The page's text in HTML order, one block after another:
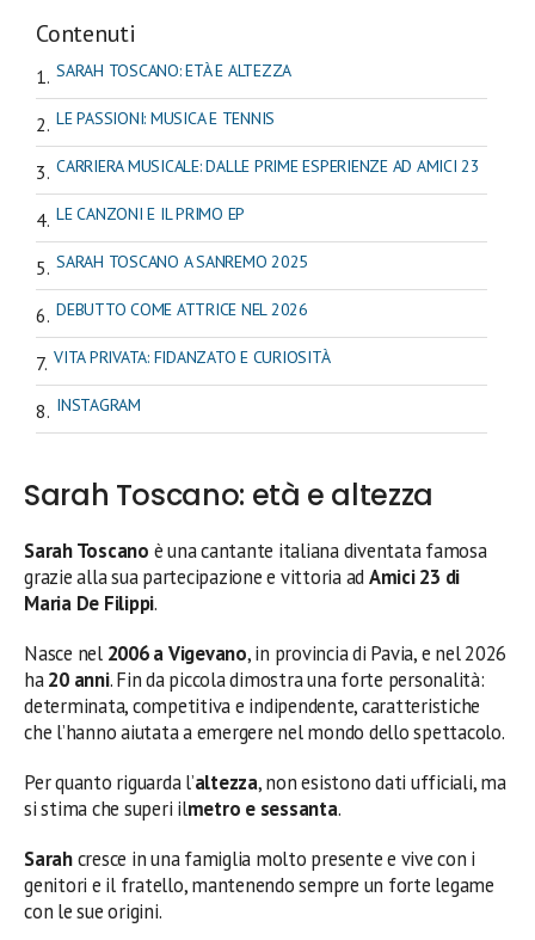
Contenuti
SARAH TOSCANO: ETÀ E ALTEZZA
LE PASSIONI: MUSICA E TENNIS
CARRIERA MUSICALE: DALLE PRIME ESPERIENZE AD AMICI 23
LE CANZONI E IL PRIMO EP
SARAH TOSCANO A SANREMO 2025
DEBUTTO COME ATTRICE NEL 2026
VITA PRIVATA: FIDANZATO E CURIOSITÀ
INSTAGRAM
Sarah Toscano: età e altezza
Sarah Toscano è una cantante italiana diventata famosa
grazie alla sua partecipazione e vittoria adAmici 23 di
Maria De Filippi.
Nasce nel 2006 a Vigevano, in provincia di Pavia, e nel 2026
ha20 anni. Fin da piccola dimostra una forte personalità:
determinata, competitiva e indipendente, caratteristiche
che l’hanno aiutata a emergere nel mondo dello spettacolo.
Per quanto riguarda l’altezza, non esistono dati ufficiali, ma
si stima che superi ilmetro e sessanta.
Sarahcresce in una famiglia molto presente e vive con i
genitori e il fratello, mantenendo sempre un forte legame
con le sue origini.